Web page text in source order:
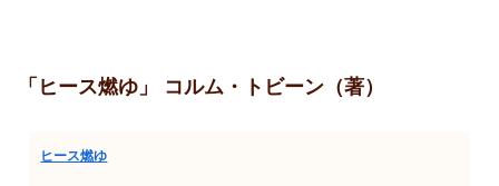
「ヒース燃ゆ」 コルム・トビーン（著）
ヒース燃ゆ